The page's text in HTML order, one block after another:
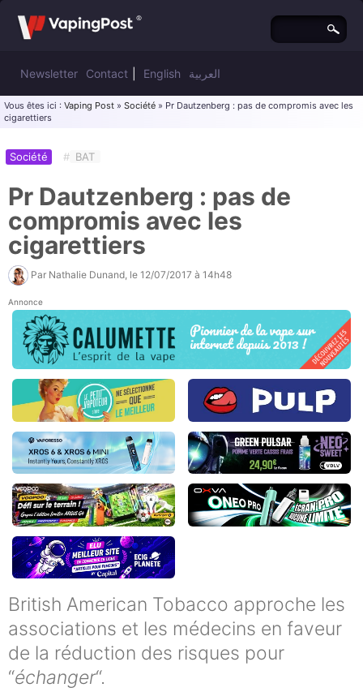
Newsletter Contact English العربية
Vous êtes ici : Vaping Post » Société » Pr Dautzenberg : pas de compromis avec les
cigarettiers
Société # BAT
Pr Dautzenberg : pas de
compromis avec les
cigarettiers
Par Nathalie Dunand , le 12/07/2017 à 14h48
Annonce
British American Tobacco approche les
associations et les médecins en faveur
de la réduction des risques pour
“échanger“.